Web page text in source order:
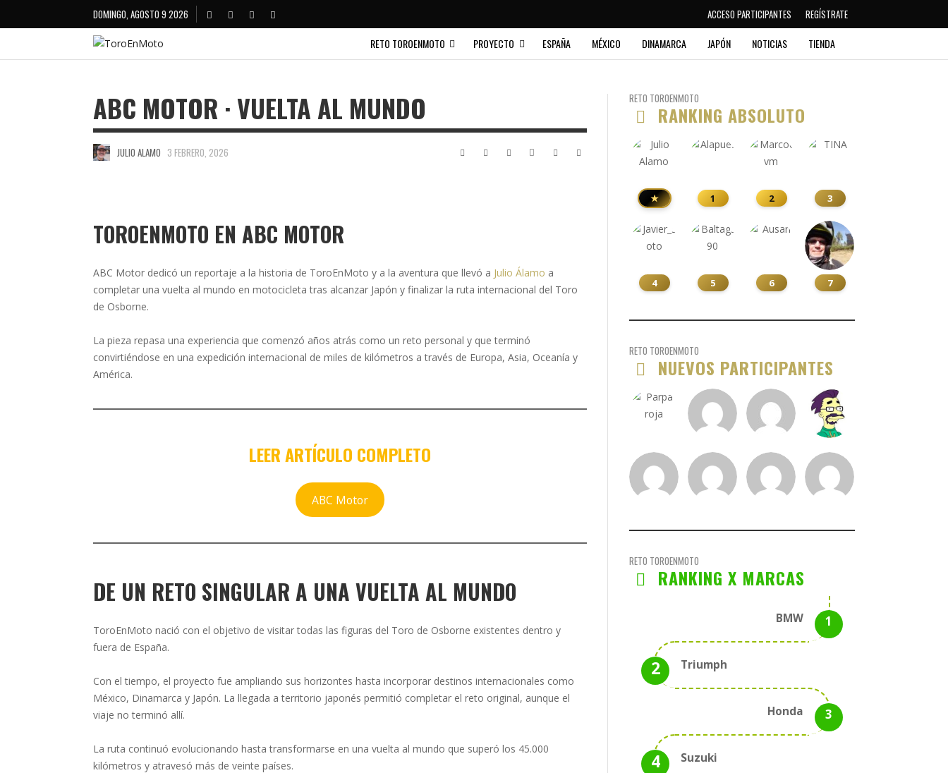
DOMINGO, AGOSTO 9 2026 ACCESO PARTICIPANTES REGÍSTRATE
RETO TOROENMOTO PROYECTO ESPAÑA MÉXICO DINAMARCA JAPÓN NOTICIAS TIENDA
ABC MOTOR · VUELTA AL MUNDO
JULIO ALAMO 3 FEBRERO, 2026
TOROENMOTO EN ABC MOTOR
ABC Motor dedicó un reportaje a la historia de ToroEnMoto y a la aventura que llevó a Julio Álamo a
completar una vuelta al mundo en motocicleta tras alcanzar Japón y finalizar la ruta internacional del Toro
de Osborne.
La pieza repasa una experiencia que comenzó años atrás como un reto personal y que terminó
convirtiéndose en una expedición internacional de miles de kilómetros a través de Europa, Asia, Oceanía y
América.
LEER ARTÍCULO COMPLETO
ABC Motor
DE UN RETO SINGULAR A UNA VUELTA AL MUNDO
ToroEnMoto nació con el objetivo de visitar todas las figuras del Toro de Osborne existentes dentro y
fuera de España.
Con el tiempo, el proyecto fue ampliando sus horizontes hasta incorporar destinos internacionales como
México, Dinamarca y Japón. La llegada a territorio japonés permitió completar el reto original, aunque el
viaje no terminó allí.
La ruta continuó evolucionando hasta transformarse en una vuelta al mundo que superó los 45.000
kilómetros y atravesó más de veinte países.
RETO TOROENMOTO
RANKING ABSOLUTO
★ 1 2 3
4 5 6 7
RETO TOROENMOTO
NUEVOS PARTICIPANTES
RETO TOROENMOTO
RANKING X MARCAS
BMW
Triumph
Honda
Suzuki